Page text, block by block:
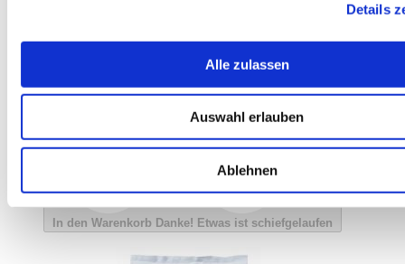
Details
Alle zulassen
Auswahl erlauben
Ablehnen
In den Warenkorb Danke! Etwas ist schiefgelaufen